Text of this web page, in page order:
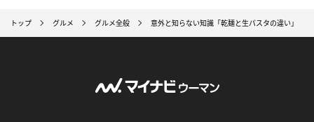
トップ グルメ グルメ全般 意外と知らない知識「乾麺と生パスタの違い」